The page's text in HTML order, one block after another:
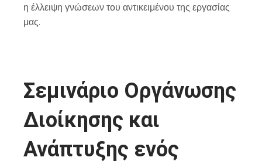
η έλλειψη γνώσεων του αντικειμένου της εργασίας
μας.
Σεμινάριο Οργάνωσης
Διοίκησης και
Ανάπτυξης ενός